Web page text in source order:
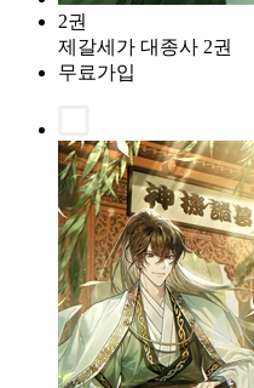
2권
제갈세가 대종사 2권
무료가입